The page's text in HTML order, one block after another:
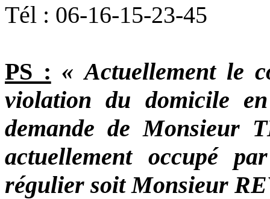
Tél : 06-16-15-23-45
PS : « Actuellement le
violation du domicile
demande de Monsieur
actuellement occupé
régulier soit Monsieur